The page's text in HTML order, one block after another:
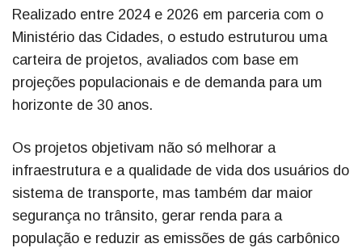
Realizado entre 2024 e 2026 em parceria com o
Ministério das Cidades, o estudo estruturou uma
carteira de projetos, avaliados com base em
projeções populacionais e de demanda para um
horizonte de 30 anos.
Os projetos objetivam não só melhorar a
infraestrutura e a qualidade de vida dos usuários do
sistema de transporte, mas também dar maior
segurança no trânsito, gerar renda para a
população e reduzir as emissões de gás carbônico